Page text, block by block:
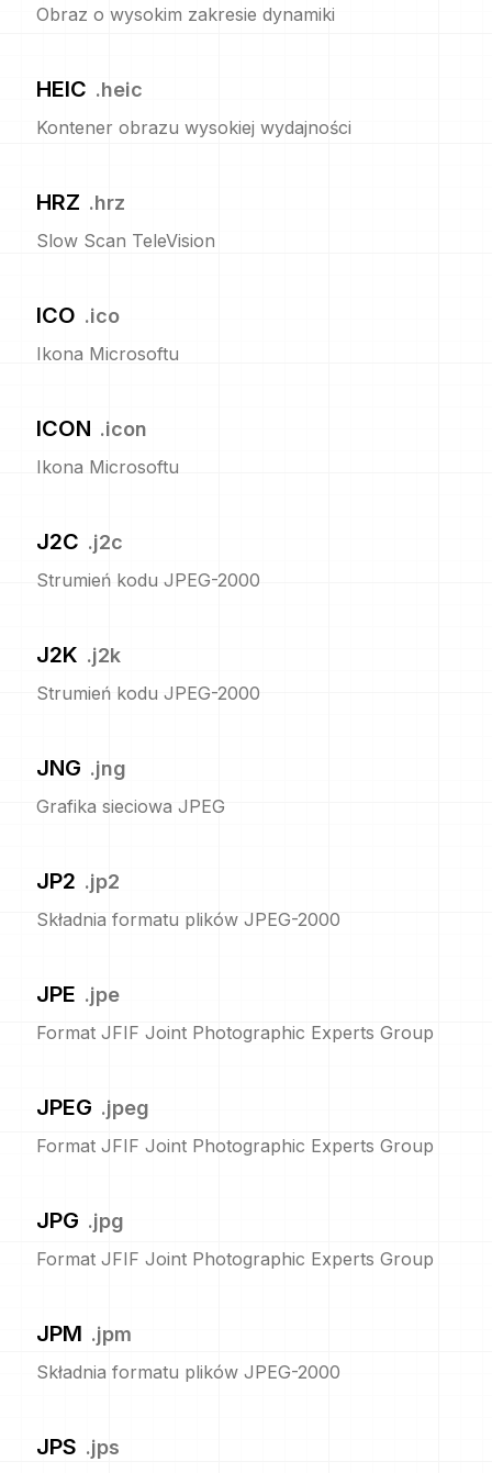
Obraz o wysokim zakresie dynamiki
HEIC .heic
Kontener obrazu wysokiej wydajności
HRZ .hrz
Slow Scan TeleVision
ICO .ico
Ikona Microsoftu
ICON .icon
Ikona Microsoftu
J2C .j2c
Strumień kodu JPEG-2000
J2K .j2k
Strumień kodu JPEG-2000
JNG .jng
Grafika sieciowa JPEG
JP2 .jp2
Składnia formatu plików JPEG-2000
JPE .jpe
Format JFIF Joint Photographic Experts Group
JPEG .jpeg
Format JFIF Joint Photographic Experts Group
JPG .jpg
Format JFIF Joint Photographic Experts Group
JPM .jpm
Składnia formatu plików JPEG-2000
JPS .jps